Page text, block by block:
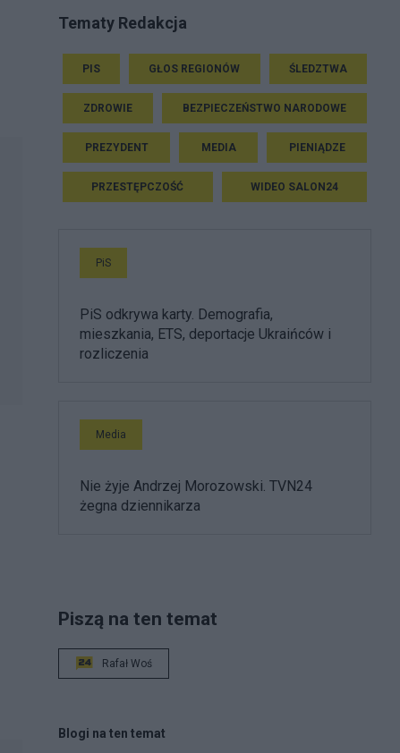
Tematy Redakcja
PIS GŁOS REGIONÓW ŚLEDZTWA
ZDROWIE BEZPIECZEŃSTWO NARODOWE
PREZYDENT MEDIA PIENIĄDZE
PRZESTĘPCZOŚĆ WIDEO SALON24
PiS
PiS odkrywa karty. Demografia,
mieszkania, ETS, deportacje Ukraińców i
rozliczenia
Media
Nie żyje Andrzej Morozowski. TVN24
żegna dziennikarza
Piszą na ten temat
Rafał Woś
Blogi na ten temat